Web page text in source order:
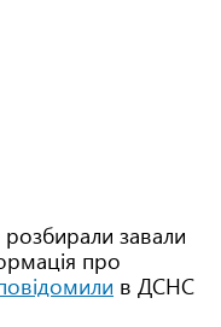
завали
про
в ДСНС